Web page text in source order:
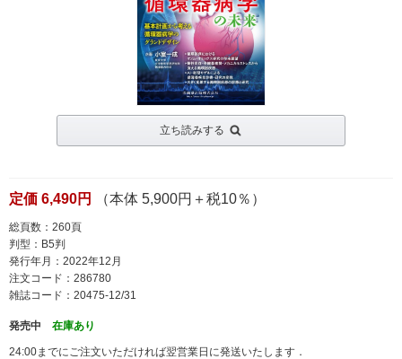
立ち読みする
定価 6,490円 （本体 5,900円＋税10％）
総頁数：260頁
判型：B5判
発行年月：2022年12月
注文コード：286780
雑誌コード：20475-12/31
発売中 在庫あり
24:00までにご注文いただければ翌営業日に発送いたします．